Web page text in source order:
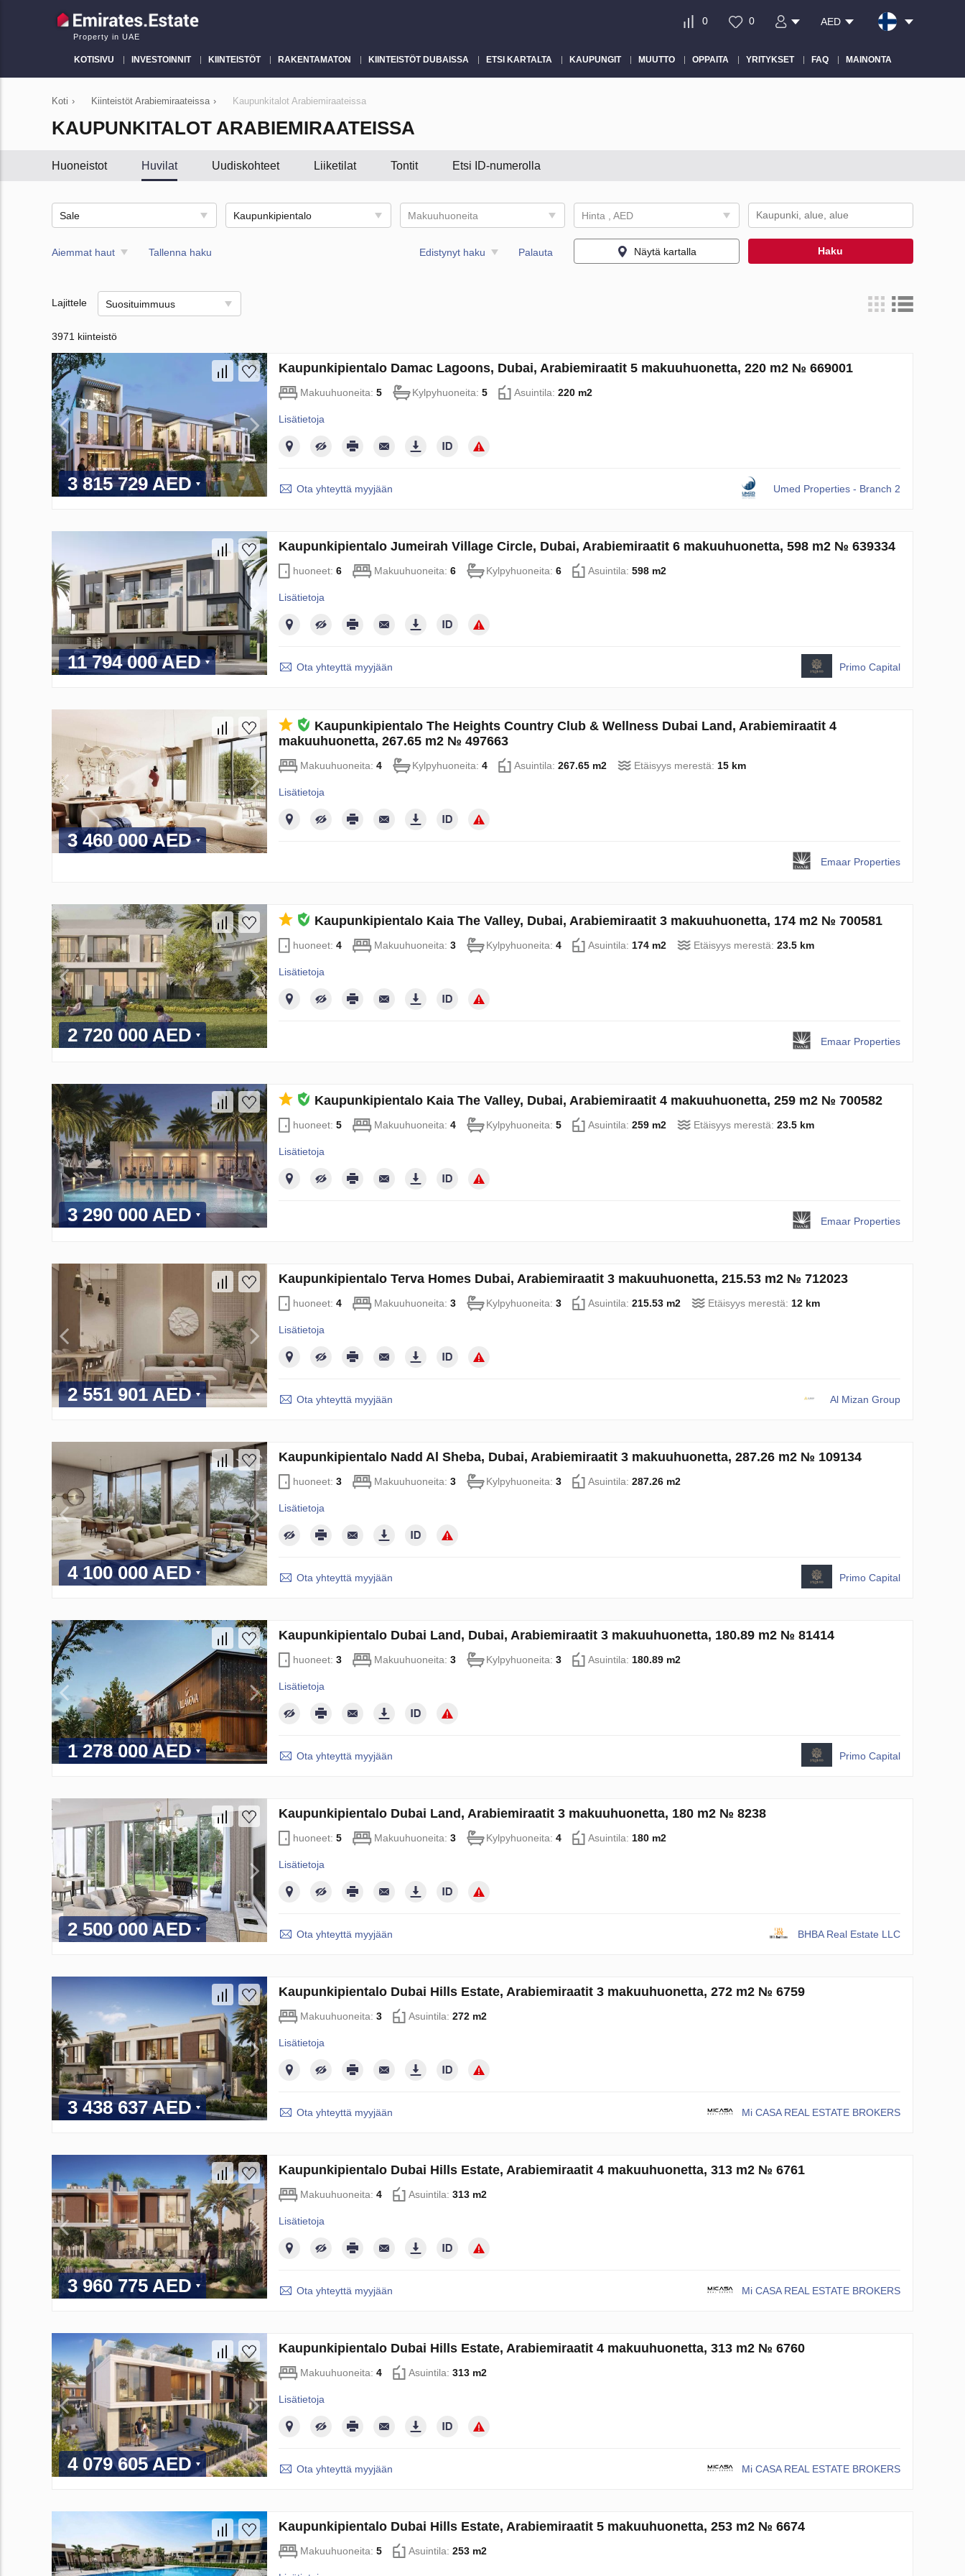
Property in UAE
0 0 AED
KOTISIVU INVESTOINNIT KIINTEISTÖT RAKENTAMATON KIINTEISTÖT DUBAISSA ETSI KARTALTA KAUPUNGIT MUUTTO OPPAITA YRITYKSET FAQ MAINONTA
Koti › Kiinteistöt Arabiemiraateissa › Kaupunkitalot Arabiemiraateissa
KAUPUNKITALOT ARABIEMIRAATEISSA
Huoneistot Huvilat Uudiskohteet Liiketilat Tontit Etsi ID-numerolla
Sale Kaupunkipientalo Makuuhuoneita Hinta , AED
Aiemmat haut Tallenna haku Edistynyt haku Palauta Näytä kartalla Haku
Lajittele Suosituimmuus
3971 kiinteistö
3 815 729 AED
Kaupunkipientalo Damac Lagoons, Dubai, Arabiemiraatit 5 makuuhuonetta, 220 m2 № 669001
Makuuhuoneita: 5 Kylpyhuoneita: 5 Asuintila: 220 m2
Lisätietoja
Ota yhteyttä myyjään Umed Properties - Branch 2
11 794 000 AED
Kaupunkipientalo Jumeirah Village Circle, Dubai, Arabiemiraatit 6 makuuhuonetta, 598 m2 № 639334
huoneet: 6 Makuuhuoneita: 6 Kylpyhuoneita: 6 Asuintila: 598 m2
Lisätietoja
Ota yhteyttä myyjään Primo Capital
3 460 000 AED
Kaupunkipientalo The Heights Country Club & Wellness Dubai Land, Arabiemiraatit 4
makuuhuonetta, 267.65 m2 № 497663
Makuuhuoneita: 4 Kylpyhuoneita: 4 Asuintila: 267.65 m2 Etäisyys merestä: 15 km
Lisätietoja
Emaar Properties
2 720 000 AED
Kaupunkipientalo Kaia The Valley, Dubai, Arabiemiraatit 3 makuuhuonetta, 174 m2 № 700581
huoneet: 4 Makuuhuoneita: 3 Kylpyhuoneita: 4 Asuintila: 174 m2 Etäisyys merestä: 23.5 km
Lisätietoja
Emaar Properties
3 290 000 AED
Kaupunkipientalo Kaia The Valley, Dubai, Arabiemiraatit 4 makuuhuonetta, 259 m2 № 700582
huoneet: 5 Makuuhuoneita: 4 Kylpyhuoneita: 5 Asuintila: 259 m2 Etäisyys merestä: 23.5 km
Lisätietoja
Emaar Properties
2 551 901 AED
Kaupunkipientalo Terva Homes Dubai, Arabiemiraatit 3 makuuhuonetta, 215.53 m2 № 712023
huoneet: 4 Makuuhuoneita: 3 Kylpyhuoneita: 3 Asuintila: 215.53 m2 Etäisyys merestä: 12 km
Lisätietoja
Ota yhteyttä myyjään Al Mizan Group
4 100 000 AED
Kaupunkipientalo Nadd Al Sheba, Dubai, Arabiemiraatit 3 makuuhuonetta, 287.26 m2 № 109134
huoneet: 3 Makuuhuoneita: 3 Kylpyhuoneita: 3 Asuintila: 287.26 m2
Lisätietoja
Ota yhteyttä myyjään Primo Capital
1 278 000 AED
Kaupunkipientalo Dubai Land, Dubai, Arabiemiraatit 3 makuuhuonetta, 180.89 m2 № 81414
huoneet: 3 Makuuhuoneita: 3 Kylpyhuoneita: 3 Asuintila: 180.89 m2
Lisätietoja
Ota yhteyttä myyjään Primo Capital
2 500 000 AED
Kaupunkipientalo Dubai Land, Arabiemiraatit 3 makuuhuonetta, 180 m2 № 8238
huoneet: 5 Makuuhuoneita: 3 Kylpyhuoneita: 4 Asuintila: 180 m2
Lisätietoja
Ota yhteyttä myyjään BHBA Real Estate LLC
3 438 637 AED
Kaupunkipientalo Dubai Hills Estate, Arabiemiraatit 3 makuuhuonetta, 272 m2 № 6759
Makuuhuoneita: 3 Asuintila: 272 m2
Lisätietoja
Ota yhteyttä myyjään Mi CASA REAL ESTATE BROKERS
3 960 775 AED
Kaupunkipientalo Dubai Hills Estate, Arabiemiraatit 4 makuuhuonetta, 313 m2 № 6761
Makuuhuoneita: 4 Asuintila: 313 m2
Lisätietoja
Ota yhteyttä myyjään Mi CASA REAL ESTATE BROKERS
4 079 605 AED
Kaupunkipientalo Dubai Hills Estate, Arabiemiraatit 4 makuuhuonetta, 313 m2 № 6760
Makuuhuoneita: 4 Asuintila: 313 m2
Lisätietoja
Ota yhteyttä myyjään Mi CASA REAL ESTATE BROKERS
Kaupunkipientalo Dubai Hills Estate, Arabiemiraatit 5 makuuhuonetta, 253 m2 № 6674
Makuuhuoneita: 5 Asuintila: 253 m2